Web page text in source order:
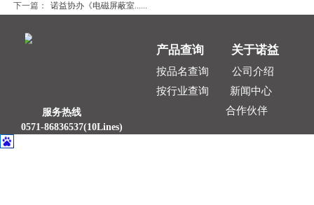
下一篇：
诺益协办《电磁屏蔽室......
产品查询 关于诺益
按品名查询
公司介绍
按行业查询
新闻中心
合作伙伴
服务热线
0571-86836537(10Lines)